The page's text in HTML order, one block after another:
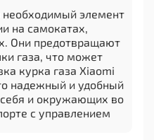
необходимый элемент
на самокатах,
Они предотвращают
газа, что может
курка газа Xiaomi
надежный и удобный
и окружающих во
с управлением